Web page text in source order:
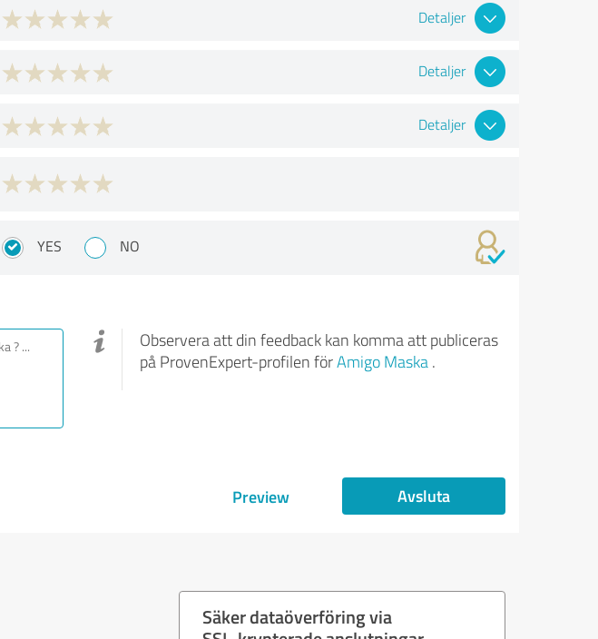
Detaljer
Detaljer
Detaljer
YES NO
Observera att din feedback kan komma att publiceras
på ProvenExpert-profilen förAmigo Maska.
Preview Avsluta
Säker dataöverföring via